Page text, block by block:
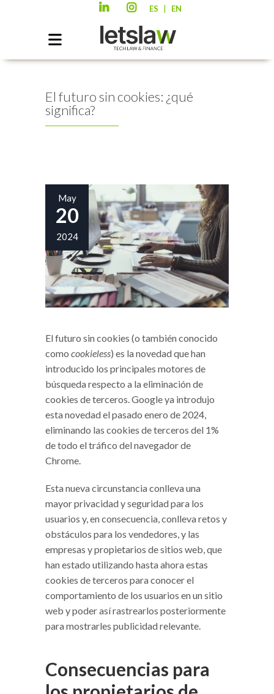
ES EN
El futuro sin cookies: ¿qué
significa?
May
20
2024
El futuro sin cookies (o también conocido
como cookieless) es la novedad que han
introducido los principales motores de
búsqueda respecto a la eliminación de
cookies de terceros. Google ya introdujo
esta novedad el pasado enero de 2024,
eliminando las cookies de terceros del 1%
de todo el tráfico del navegador de
Chrome.
Esta nueva circunstancia conlleva una
mayor privacidad y seguridad para los
usuarios y, en consecuencia, conlleva retos y
obstáculos para los vendedores, y las
empresas y propietarios de sitios web, que
han estado utilizando hasta ahora estas
cookies de terceros para conocer el
comportamiento de los usuarios en un sitio
web y poder así rastrearlos posteriormente
para mostrarles publicidad relevante.
Consecuencias para